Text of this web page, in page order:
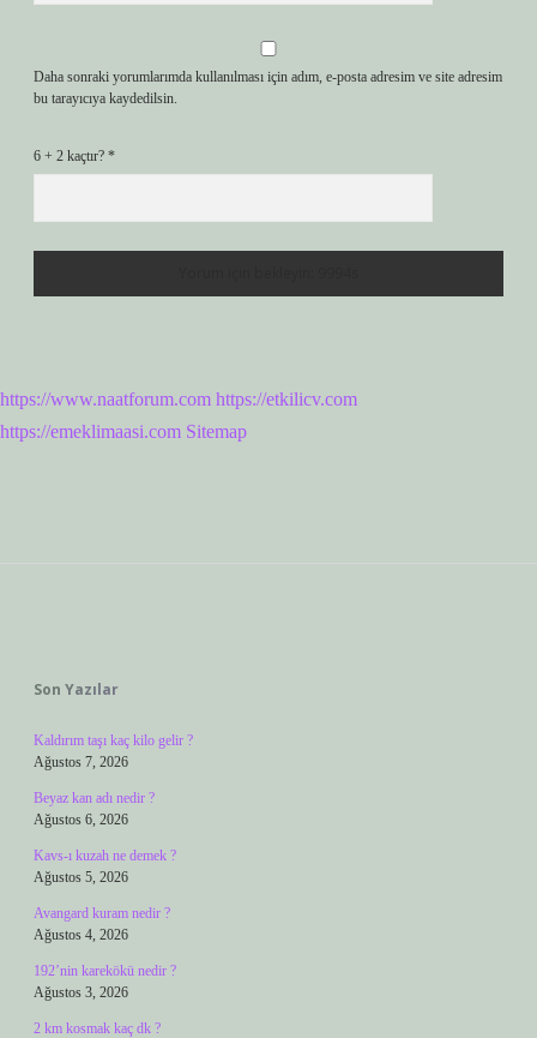
Daha sonraki yorumlarımda kullanılması için adım, e-posta adresim ve site adresim
bu tarayıcıya kaydedilsin.
6 + 2 kaçtır? *
https://www.naatforum.com https://etkilicv.com
https://emeklimaasi.com Sitemap
Son Yazılar
Kaldırım taşı kaç kilo gelir ?
Ağustos 7, 2026
Beyaz kan adı nedir ?
Ağustos 6, 2026
Kavs-ı kuzah ne demek ?
Ağustos 5, 2026
Avangard kuram nedir ?
Ağustos 4, 2026
192’nin karekökü nedir ?
Ağustos 3, 2026
2 km kosmak kaç dk ?